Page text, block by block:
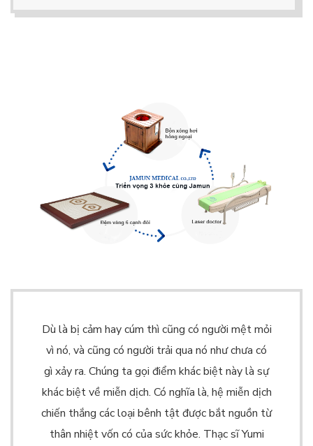
Dù là bị cảm hay cúm thì cũng có người mệt mỏi
vì nó, và cũng có người trải qua nó như chưa có
gì xảy ra. Chúng ta gọi điểm khác biệt này là sự
khác biệt về miễn dịch. Có nghĩa là, hệ miễn dịch
chiến thắng các loại bênh tật được bắt nguồn từ
thân nhiệt vốn có của sức khỏe. Thạc sĩ Yumi